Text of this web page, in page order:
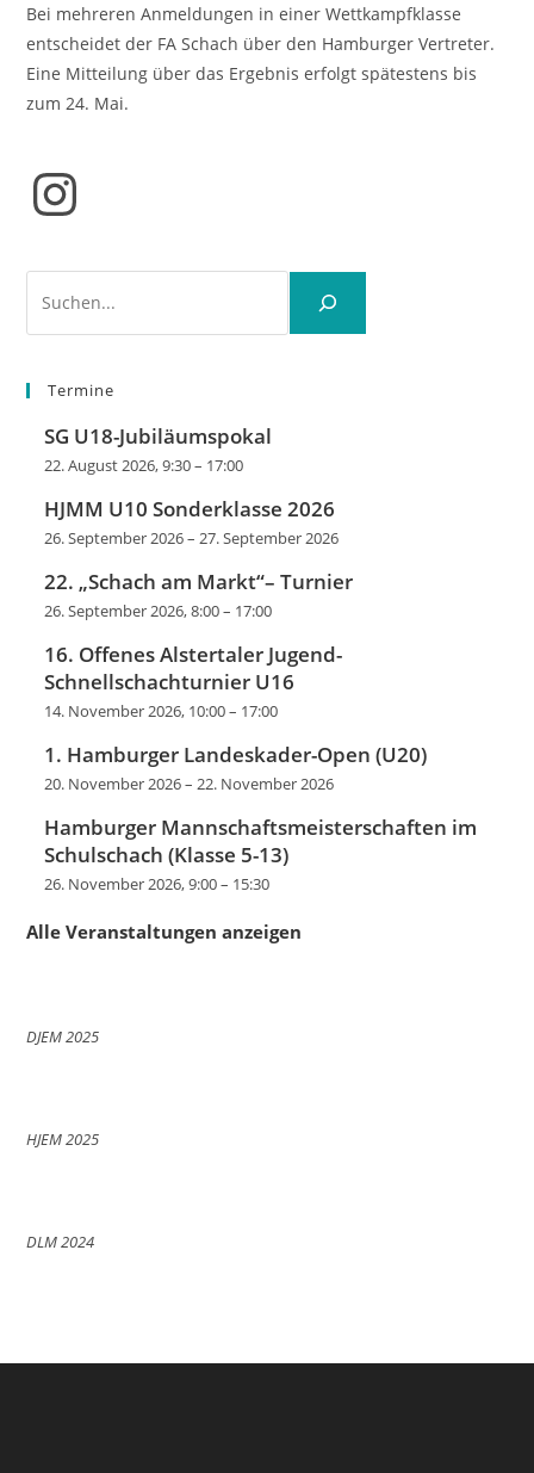
Bei mehreren Anmeldungen in einer Wettkampfklasse
entscheidet der FA Schach über den Hamburger Vertreter.
Eine Mitteilung über das Ergebnis erfolgt spätestens bis
zum 24. Mai.
Instagram
Termine
SG U18-Jubiläumspokal
22. August 2026, 9:30– 17:00
HJMM U10 Sonderklasse 2026
26. September 2026–27. September 2026
22. „Schach am Markt“– Turnier
26. September 2026, 8:00– 17:00
16. Offenes Alstertaler Jugend-
Schnellschachturnier U16
14. November 2026, 10:00– 17:00
1. Hamburger Landeskader-Open (U20)
20. November 2026–22. November 2026
Hamburger Mannschaftsmeisterschaften im
Schulschach (Klasse 5-13)
26. November 2026, 9:00– 15:30
Alle Veranstaltungen anzeigen
DJEM 2025
HJEM 2025
DLM 2024